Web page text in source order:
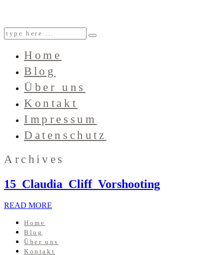
Home
Blog
Über uns
Kontakt
Impressum
Datenschutz
Archives
15_Claudia_Cliff_Vorshooting
READ MORE
Home
Blog
Über uns
Kontakt